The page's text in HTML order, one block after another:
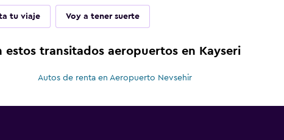
tu viaje Voy a tener suerte
estos transitados aeropuertos en Kayseri
Autos de renta en Aeropuerto Nevsehir